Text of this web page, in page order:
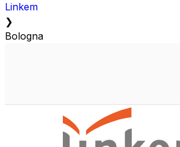
Linkem
❯
Bologna